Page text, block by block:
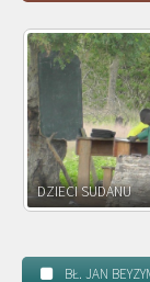
DZIECI ZAMBII
BŁ. JAN